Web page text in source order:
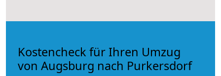
Kostencheck für Ihren Umzug
von Augsburg nach Purkersdorf